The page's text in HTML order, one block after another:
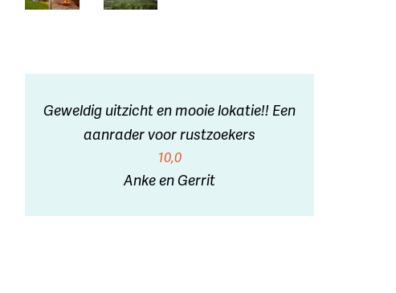
Geweldig uitzicht en mooie lokatie!! Een
aanrader voor rustzoekers
10,0
Anke en Gerrit